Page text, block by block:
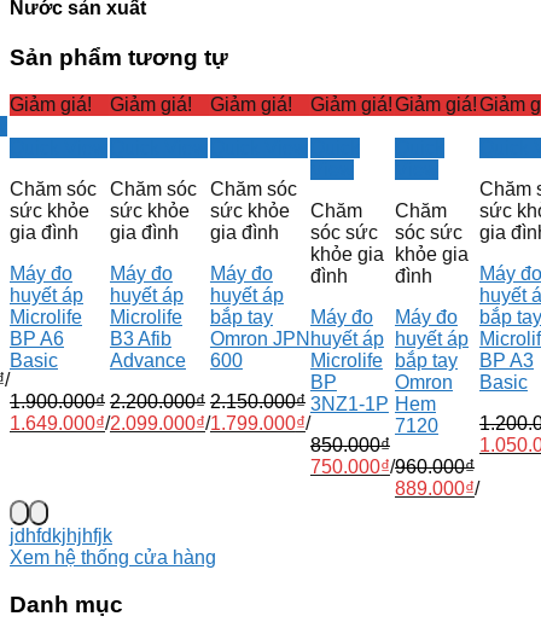
Nước sản xuất
Sản phẩm tương tự
Giảm giá!
Chăm sóc
sức khỏe
gia đình
Máy đo
huyết áp
Microlife
BP A6
Basic
1.900.000₫
1.649.000₫/
Giảm giá!
Chăm sóc
sức khỏe
gia đình
Máy đo
huyết áp
Microlife
B3 Afib
Advance
2.200.000₫
2.099.000₫/
Giảm giá!
Chăm sóc
sức khỏe
gia đình
Máy đo
huyết áp
bắp tay
Omron JPN
600
2.150.000₫
1.799.000₫/
Giảm giá!
Chăm
sóc sức
khỏe gia
đình
Máy đo
huyết áp
Microlife
BP
3NZ1-1P
850.000₫
750.000₫/
Giảm giá!
Chăm
sóc sức
khỏe gia
đình
Máy đo
huyết áp
bắp tay
Omron
Hem
7120
960.000₫
889.000₫/
Giảm
Chăm
sức
gia
Máy đo
huyết
bắp tay
BP A3
Basic
/
jdhfdkjhjhfjk
Xem hệ thống cửa hàng
Danh mục